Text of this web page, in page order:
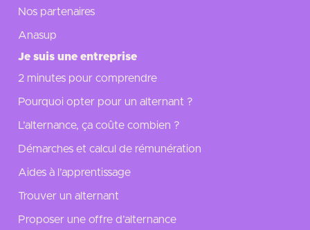
Nos partenaires
Anasup
Je suis une entreprise
2 minutes pour comprendre
Pourquoi opter pour un alternant ?
L’alternance, ça coûte combien ?
Démarches et calcul de rémunération
Aides à l’apprentissage
Trouver un alternant
Proposer une offre d’alternance